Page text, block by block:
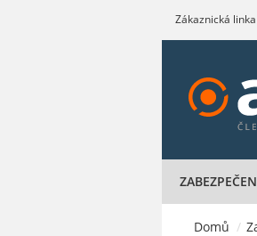
Zákaznická linka
Domů /